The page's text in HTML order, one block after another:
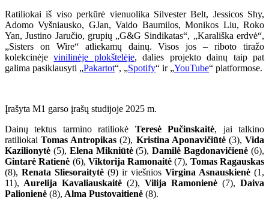
Ratiliokai iš viso perkūrė vienuolika Silvester Belt, Jessicos Shy,
Adomo Vyšniausko, GJan, Vaido Baumilos, Monikos Liu, Roko
Yan, Justino Jaručio, grupių „G&G Sindikatas“, „Karališka erdvė“,
„Sisters on Wire“ atliekamų dainų. Visos jos – riboto tiražo
kolekcinėjevinilinėje plokštelėje, dalies projekto dainų taip pat
galima pasiklausyti „Pakartot“, „Spotify“ ir „YouTube“ platformose.
Įrašyta M1 garso įrašų studijoje 2025 m.
Dainų tektus tarmino ratiliokė Teresė Pučinskaitė, jai talkino
ratiliokaiTomas Antropikas(2), Kristina Aponavičiūtė (3), Vida
Kazilionytė (5), Elena Mikniūtė(5), Damilė Bagdonavičienė(6),
Gintarė Ratienė (6), Viktorija Ramonaitė(7), Tomas Ragauskas
(8), Renata Sliesoraitytė (9) ir viešnios Virgina Asnauskienė (1,
11), Aurelija Kavaliauskaitė (2), Vilija Ramonienė (7), Daiva
Palionienė (8), Alma Pustovaitienė (8).